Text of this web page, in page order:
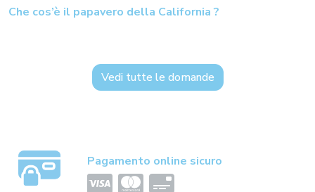
Che cos’è il papavero della California ?
Vedi tutte le domande
Pagamento online sicuro